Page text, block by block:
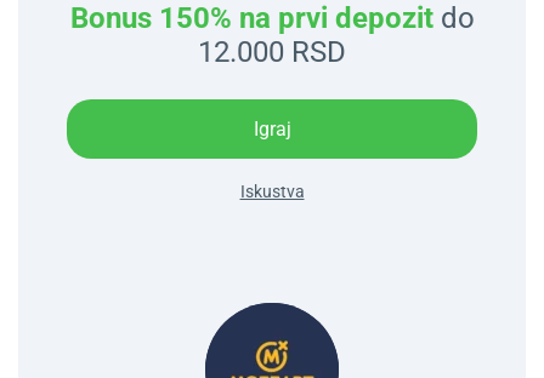
Bonus 150% na prvi depozitdo
12.000 RSD
Igraj
Iskustva